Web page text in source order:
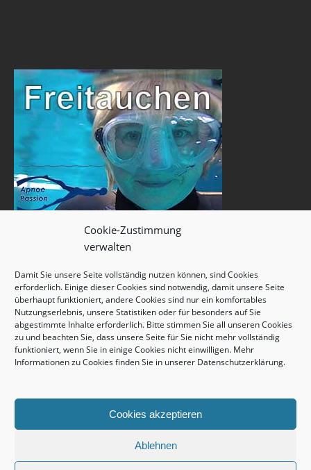
Cookie-Zustimmung
verwalten
Damit Sie unsere Seite vollständig nutzen können, sind Cookies
erforderlich. Einige dieser Cookies sind notwendig, damit unsere Seite
überhaupt funktioniert, andere Cookies sind nur ein komfortables
Nutzungserlebnis, unsere Statistiken oder für besonders auf Sie
abgestimmte Inhalte erforderlich. Bitte stimmen Sie all unseren Cookies
zu und beachten Sie, dass unsere Seite für Sie nicht mehr vollständig
funktioniert, wenn Sie in einige Cookies nicht einwilligen. Mehr
Informationen zu Cookies finden Sie in unserer Datenschutzerklärung.
Cookies akzeptieren
Ablehnen